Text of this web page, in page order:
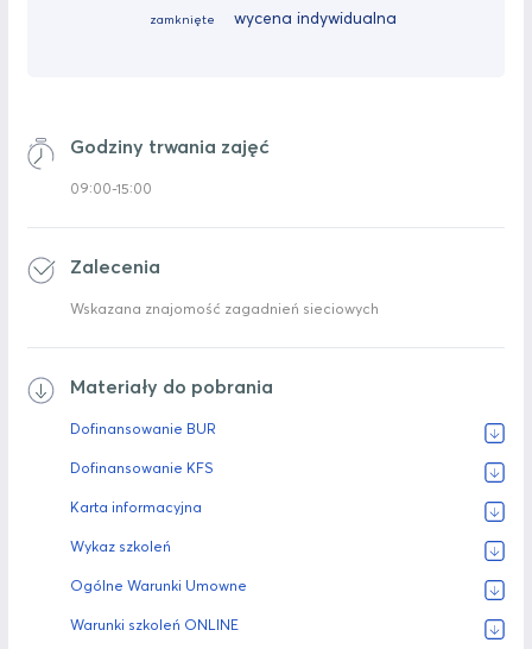
zamknięte wycena indywidualna
Godziny trwania zajęć
09:00-15:00
Zalecenia
Wskazana znajomość zagadnień sieciowych
Materiały do pobrania
Dofinansowanie BUR
Dofinansowanie KFS
Karta informacyjna
Wykaz szkoleń
Ogólne Warunki Umowne
Warunki szkoleń ONLINE